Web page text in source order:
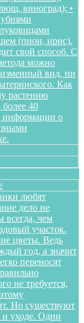
виноград); •
(пион, ирис).
свой способ. С
можно
вид, ни
Как
растению
40
информации о
любят
дело не
всегда, чем
участок.
цветы. Ведь
год, а значит
переносят
не требуется,
Но существуют
и уходе. Одни